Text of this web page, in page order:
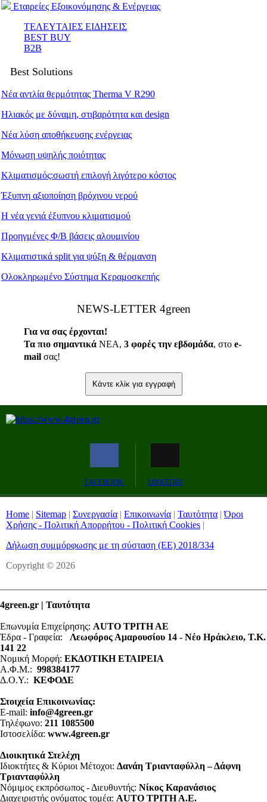
Εταιρείες Εξοικονόμησης & Ενέργειας
ΤΕΛΕΥΤΑΙΕΣ ΕΙΔΗΣΕΙΣ
BEST BUY
B2B
Best Solutions
Νέα αντλία θερμότητας Therma V R290
Ηλιακός με δύναμη, στιβαρότητα και design
Νέα λύση αποθήκευσης ενέργειας
Μόνωση υψηλής ποιότητας
Κλιματισμός:σωστή επιλογή λιγότερο κόστος
Έξυπνη αξιοποίηση βρόχινου νερού
Η νέα γενιά έξυπνου κλιματισμού
Προηγμένες Φ/Β βάσεις αλουμινίου
Κλιματιστικά split για ψύξη & θέρμανση
Ολοκληρωμένο Σύστημα Κεραμοσκεπής
ΝEWS-LETTER 4green
Για να σας έρχονται!
Τα πιο σημαντικά ΝΕΑ, 3 φορές την εβδομάδα, στο e-
mail σας!
Κάντε κλίκ για εγγραφή
FACEBOOK LINKEDIN
Home | Sitemap | Συνεργασία | Επικοινωνία | Ταυτότητα |Όροι
Χρήσης - Πολιτική Απορρήτου - Πολιτική Cookies |
Δήλωση συμμόρφωσης με τη σύσταση (ΕΕ) 2018/334
Copyright © 2026
4green.gr | Ταυτότητα
Επωνυμία Επιχείρησης: AUTO ΤΡΙΤΗ ΑΕ
Έδρα - Γραφεία: Λεωφόρος Αμαρουσίου 14 - Νέο Ηράκλειο, Τ.Κ.
141 22
Νομική Μορφή: ΕΚΔΟΤΙΚΗ ΕΤΑΙΡΕΙΑ
Α.Φ.Μ.: 998384177
Δ.Ο.Υ.: ΚΕΦΟΔΕ
Στοιχεία Επικοινωνίας:
E-mail: info@4green.gr
Τηλέφωνο: 211 1085500
Ιστοσελίδα: www.4green.gr
Διοικητικά Στελέχη
Ιδιοκτήτες & Κύριοι Μέτοχοι: Δανάη Τριανταφύλλη – Δάφνη
Τριανταφύλλη
Νόμιμος εκπρόσωπος - Διευθυντής: Νίκος Καρανάσιος
Διαχειριστής ονόματος τομέα: ΑUTO ΤΡΙΤΗ Α.Ε.